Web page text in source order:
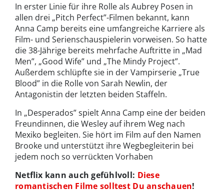
In erster Linie für ihre Rolle als Aubrey Posen in
allen drei „Pitch Perfect”-Filmen bekannt, kann
Anna Camp bereits eine umfangreiche Karriere als
Film- und Serienschauspielerin vorweisen. So hatte
die 38-Jährige bereits mehrfache Auftritte in „Mad
Men”, „Good Wife” und „The Mindy Project”.
Außerdem schlüpfte sie in der Vampirserie „True
Blood” in die Rolle von Sarah Newlin, der
Antagonistin der letzten beiden Staffeln.
In „Desperados” spielt Anna Camp eine der beiden
Freundinnen, die Wesley auf ihrem Weg nach
Mexiko begleiten. Sie hört im Film auf den Namen
Brooke und unterstützt ihre Wegbegleiterin bei
jedem noch so verrückten Vorhaben
Netflix kann auch gefühlvoll: Diese
romantischen Filme solltest Du anschauen!